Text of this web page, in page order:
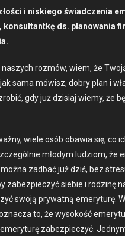
W PRZYSZŁOŚĆ,
CZYLI
ZAPEWNIĆ
BEZPIECZEŃSTWO
SWOJEJ
i niskiego świad­czenia
kon­sul­tan­tkę ds. planowa­nia
rozmów, wiem, że
sama mówisz, dobry plan i
gdy już dzisi­aj wiemy, że
wiele osób obaw­ia się, co
młodym ludziom, że
zad­bać już dziś, bez
zabez­pieczyć siebie i rodz­inę
swo­ją pry­wat­ną emery­turę.
to, że wysokość
zabez­pieczyć.